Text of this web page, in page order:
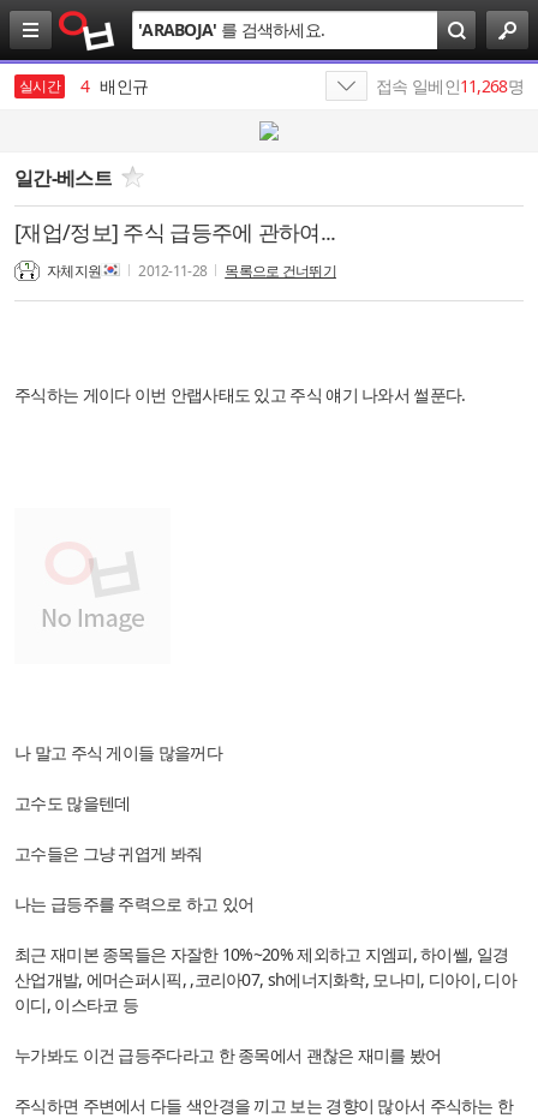
검
색
'ARABOJA' 를 검색하세요.
실시간
4 배인규
5 SK
7 SK텔레콤
8
SK네트웍스
9 manhwa
10 SKT
접속 일베인11,268명
일간-베스트
[재업/정보] 주식 급등주에 관하여...
자체지원 2012-11-28 목록으로 건너뛰기
주식하는 게이다 이번 안랩사태도 있고 주식 얘기 나와서 썰푼다.
나 말고 주식 게이들 많을꺼다
고수도 많을텐데
고수들은 그냥 귀엽게 봐줘
나는 급등주를 주력으로 하고 있어
최근 재미본 종목들은 자잘한 10%~20% 제외하고 지엠피, 하이쎌, 일경
산업개발, 에머슨퍼시픽, ,코리아07, sh에너지화학, 모나미, 디아이, 디아
이디, 이스타코 등
누가봐도 이건 급등주다라고 한 종목에서 괜찮은 재미를 봤어
주식하면 주변에서 다들 색안경을 끼고 보는 경향이 많아서 주식하는 한